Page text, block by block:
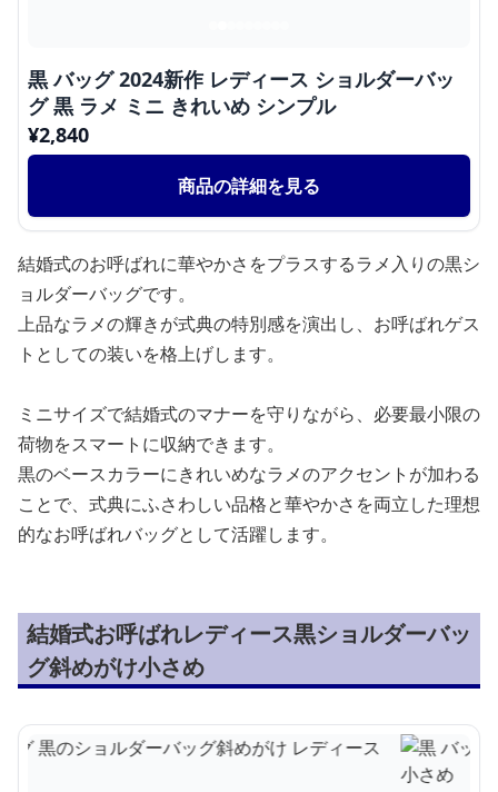
黒 バッグ 2024新作 レディース ショルダーバッ
グ 黒 ラメ ミニ きれいめ シンプル
¥2,840
商品の詳細を見る
結婚式のお呼ばれに華やかさをプラスするラメ入りの黒シ
ョルダーバッグです。
上品なラメの輝きが式典の特別感を演出し、お呼ばれゲス
トとしての装いを格上げします。
ミニサイズで結婚式のマナーを守りながら、必要最小限の
荷物をスマートに収納できます。
黒のベースカラーにきれいめなラメのアクセントが加わる
ことで、式典にふさわしい品格と華やかさを両立した理想
的なお呼ばれバッグとして活躍します。
結婚式お呼ばれレディース黒ショルダーバッ
グ斜めがけ小さめ